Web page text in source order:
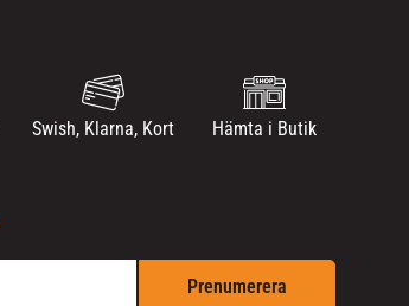
Swish, Klarna, Kort Hämta i Butik
Prenumerera